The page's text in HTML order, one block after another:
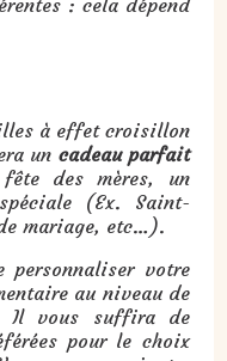
à effet croisillon
un cadeau parfait
des mères, un
(Ex. Saint-
mariage, etc…).
votre
au niveau de
Il vous suffira de
pour le choix